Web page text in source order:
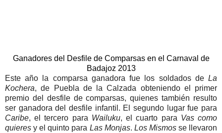
Ganadores del Desfile de Comparsas en el Carnaval de
Badajoz 2013
Este año la comparsa ganadora fue los soldados de La
Kochera, de Puebla de la Calzada obteniendo el primer
premio del desfile de comparsas, quienes también resulto
ser ganadora del desfile infantil. El segundo lugar fue para
Caribe, el tercero para Wailuku, el cuarto para Vas como
quieres y el quinto para Las Monjas. Los Mismosse llevaron